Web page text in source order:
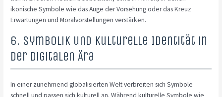
ikonische Symbole wie das Auge der Vorsehung oder das Kreuz
Erwartungen und Moralvorstellungen verstärken.
6. Symbolik und kulturelle Identität in
der digitalen Ära
In einer zunehmend globalisierten Welt verbreiten sich Symbole